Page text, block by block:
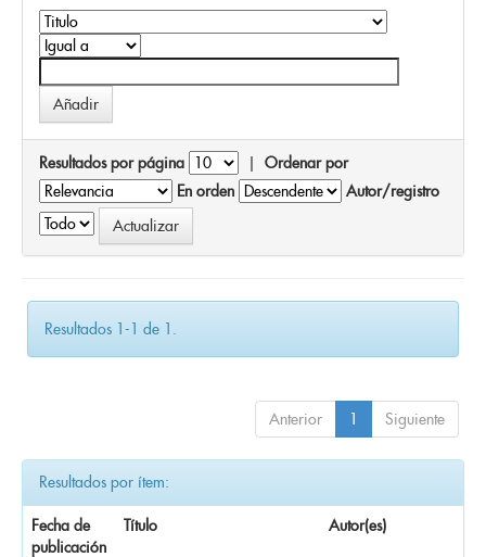
Resultados por página | Ordenar por
En orden
Autor/registro
Resultados 1-1 de 1.
Anterior 1 Siguiente
Resultados por ítem:
Fecha de
publicación
Título Autor(es)